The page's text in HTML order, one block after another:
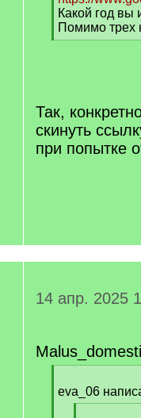
Какой год вы
Помимо трех
[
Так,
скинуть
при попытке
14 апр. 2025
q
eva_06